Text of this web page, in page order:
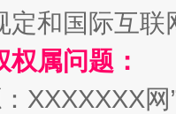
定和国际互
属问题：
XXXXXXX